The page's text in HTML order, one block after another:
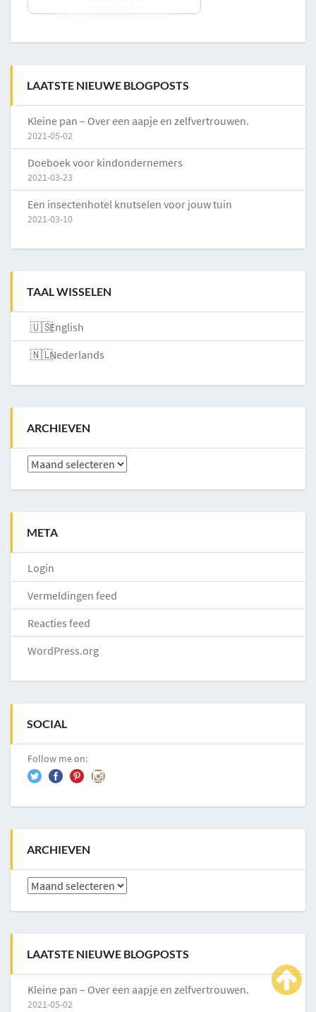
LAATSTE NIEUWE BLOGPOSTS
Kleine pan – Over een aapje en zelfvertrouwen.
2021-05-02
Doeboek voor kindondernemers
2021-03-23
Een insectenhotel knutselen voor jouw tuin
2021-03-10
TAAL WISSELEN
English
Nederlands
ARCHIEVEN
Archieven
META
Login
Vermeldingen feed
Reacties feed
WordPress.org
SOCIAL
Follow me on:
ARCHIEVEN
Archieven
LAATSTE NIEUWE BLOGPOSTS
Kleine pan – Over een aapje en zelfvertrouwen.
2021-05-02